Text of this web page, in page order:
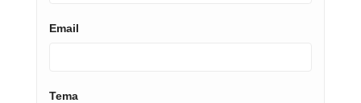
Email
Tema